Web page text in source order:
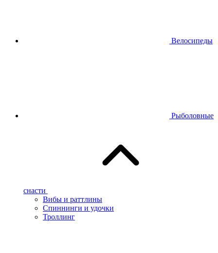
Велосипеды
Рыболовные
снасти
Вибы и раттлины
Спиннинги и удочки
Троллинг